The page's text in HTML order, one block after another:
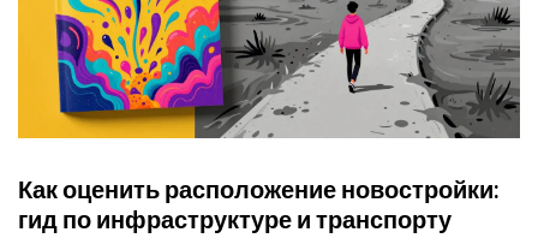
Как оценить расположение новостройки:
гид по инфраструктуре и транспорту